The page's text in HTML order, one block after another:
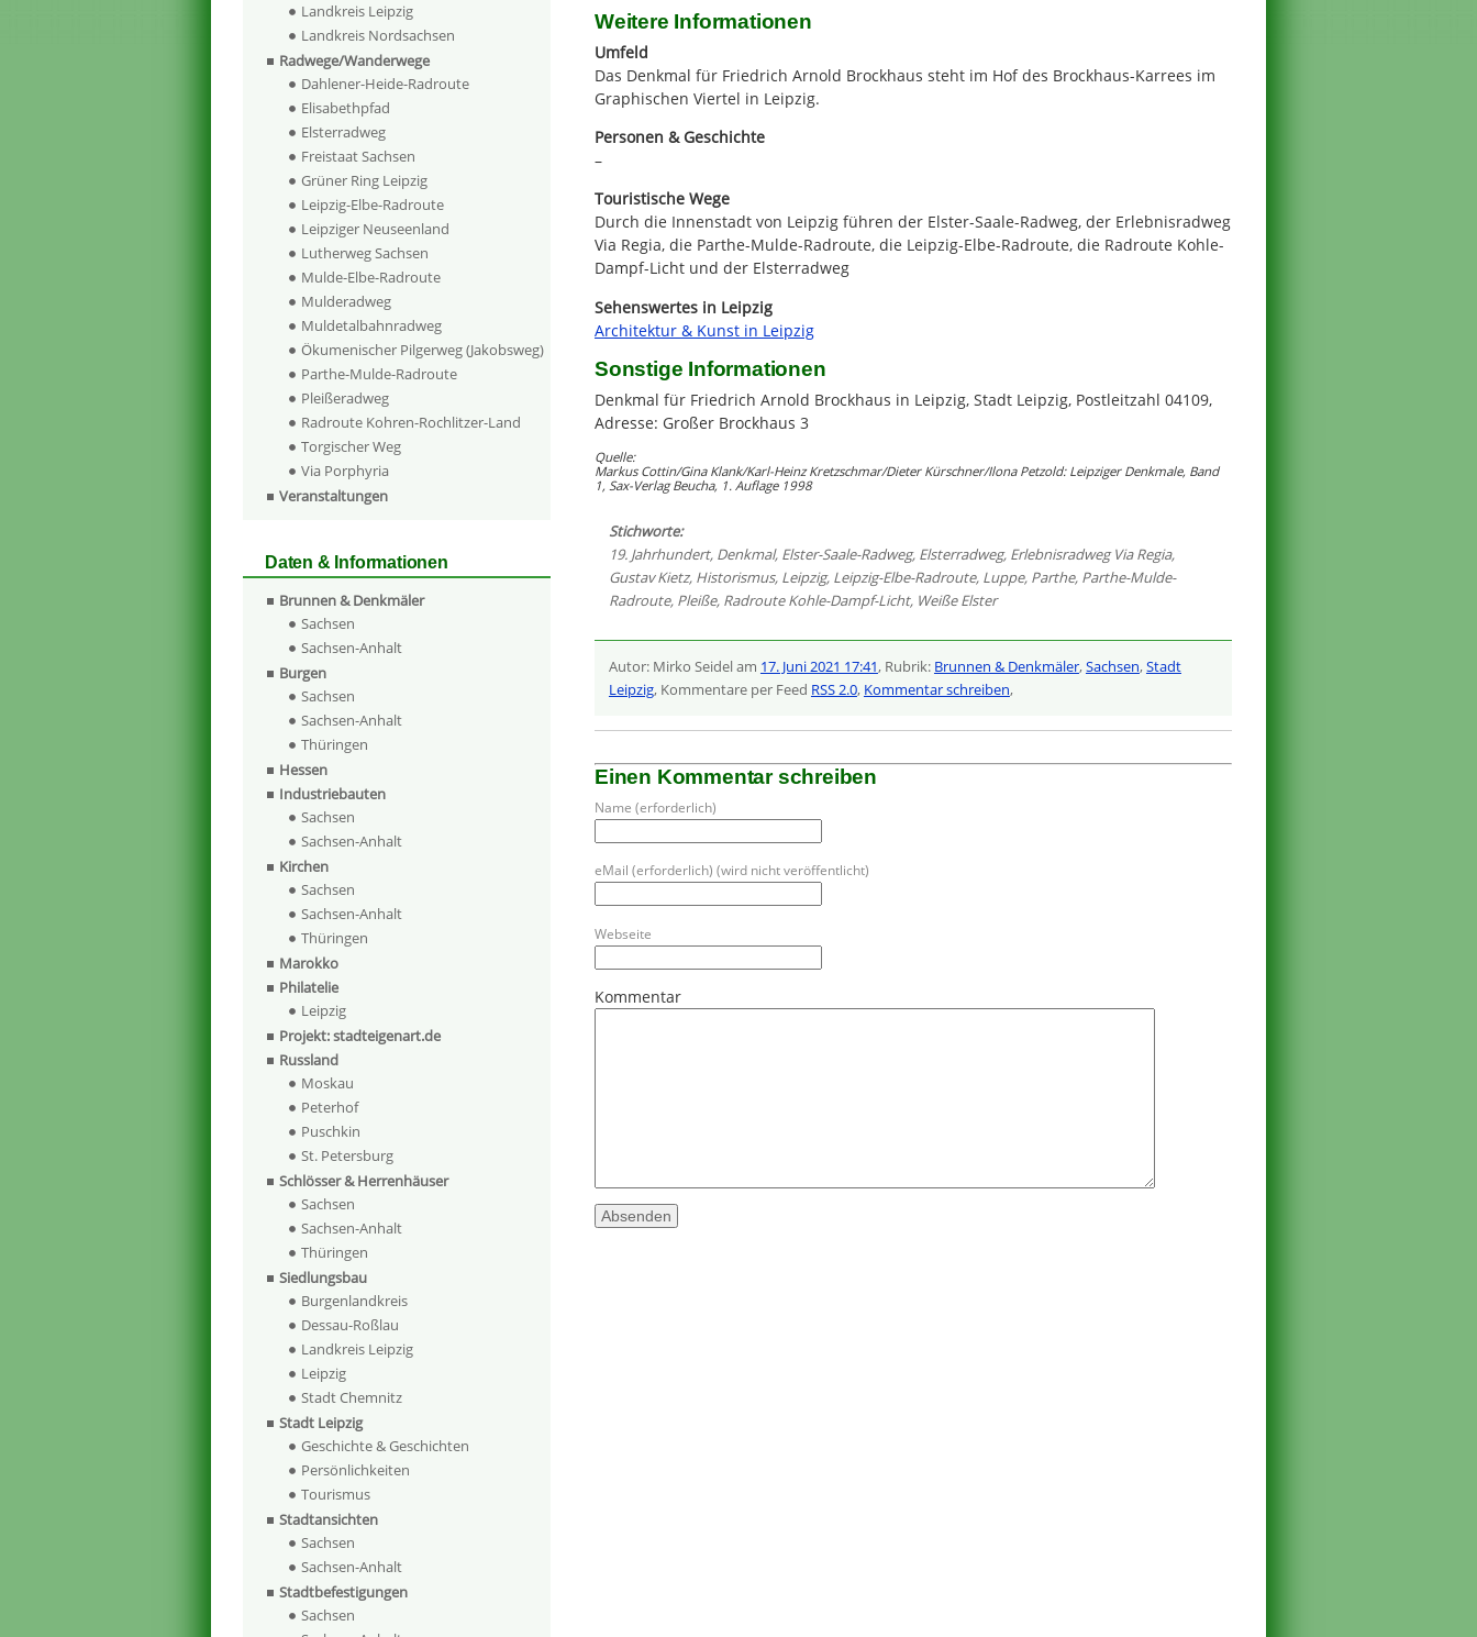
Weitere Informationen
Umfeld
Das Denkmal für Friedrich Arnold Brockhaus steht im Hof des Brockhaus-Karrees im
Graphischen Viertel in Leipzig.
Personen & Geschichte
–
Touristische Wege
Durch die Innenstadt von Leipzig führen der Elster-Saale-Radweg, der Erlebnisradweg
Via Regia, die Parthe-Mulde-Radroute, die Leipzig-Elbe-Radroute, die Radroute Kohle-
Dampf-Licht und der Elsterradweg
Sehenswertes in Leipzig
Architektur & Kunst in Leipzig
Sonstige Informationen
Denkmal für Friedrich Arnold Brockhaus in Leipzig, Stadt Leipzig, Postleitzahl 04109,
Adresse: Großer Brockhaus 3
Quelle:
Markus Cottin/Gina Klank/Karl-Heinz Kretzschmar/Dieter Kürschner/Ilona Petzold: Leipziger Denkmale, Band
1, Sax-Verlag Beucha, 1. Auflage 1998
Stichworte:
19. Jahrhundert, Denkmal, Elster-Saale-Radweg, Elsterradweg, Erlebnisradweg Via Regia,
Gustav Kietz, Historismus, Leipzig, Leipzig-Elbe-Radroute, Luppe, Parthe, Parthe-Mulde-
Radroute, Pleiße, Radroute Kohle-Dampf-Licht, Weiße Elster
Autor: Mirko Seidel am 17. Juni 2021 17:41, Rubrik: Brunnen & Denkmäler,Sachsen,Stadt
Leipzig, Kommentare per Feed RSS 2.0, Kommentar schreiben,
Einen Kommentar schreiben
Name (erforderlich)
eMail (erforderlich) (wird nicht veröffentlicht)
Webseite
Kommentar
Landkreis Leipzig
Landkreis Nordsachsen
Radwege/Wanderwege
Dahlener-Heide-Radroute
Elisabethpfad
Elsterradweg
Freistaat Sachsen
Grüner Ring Leipzig
Leipzig-Elbe-Radroute
Leipziger Neuseenland
Lutherweg Sachsen
Mulde-Elbe-Radroute
Mulderadweg
Muldetalbahnradweg
Ökumenischer Pilgerweg (Jakobsweg)
Parthe-Mulde-Radroute
Pleißeradweg
Radroute Kohren-Rochlitzer-Land
Torgischer Weg
Via Porphyria
Veranstaltungen
Daten & Informationen
Brunnen & Denkmäler
Sachsen
Sachsen-Anhalt
Burgen
Sachsen
Sachsen-Anhalt
Thüringen
Hessen
Industriebauten
Sachsen
Sachsen-Anhalt
Kirchen
Sachsen
Sachsen-Anhalt
Thüringen
Marokko
Philatelie
Leipzig
Projekt: stadteigenart.de
Russland
Moskau
Peterhof
Puschkin
St. Petersburg
Schlösser & Herrenhäuser
Sachsen
Sachsen-Anhalt
Thüringen
Siedlungsbau
Burgenlandkreis
Dessau-Roßlau
Landkreis Leipzig
Leipzig
Stadt Chemnitz
Stadt Leipzig
Geschichte & Geschichten
Persönlichkeiten
Tourismus
Stadtansichten
Sachsen
Sachsen-Anhalt
Stadtbefestigungen
Sachsen